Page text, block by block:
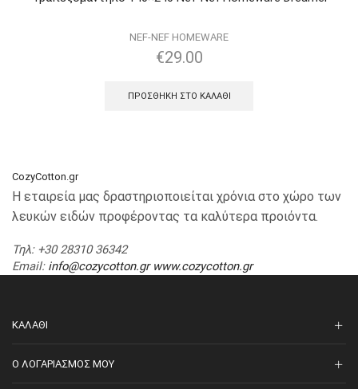
NEF-NEF HOMEWARE
€29.00
ΠΡΟΣΘΉΚΗ ΣΤΟ ΚΑΛΆΘΙ
CozyCotton.gr
Η εταιρεία μας δραστηριοποιείται χρόνια στο χώρο των
λευκών ειδών προφέροντας τα καλύτερα προιόντα.
Τηλ: +30 28310 36342
Email: info@cozycotton.gr www.cozycotton.gr
ΚΑΛΆΘΙ
O ΛΟΓΑΡΙΑΣΜΌΣ ΜΟΥ